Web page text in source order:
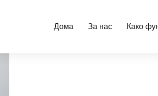
Дома За нас Како